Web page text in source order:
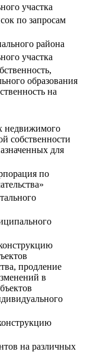
участка
по запросам
района
участка
образования
на
недвижимого
собственности
для
по
продление
в
на различных